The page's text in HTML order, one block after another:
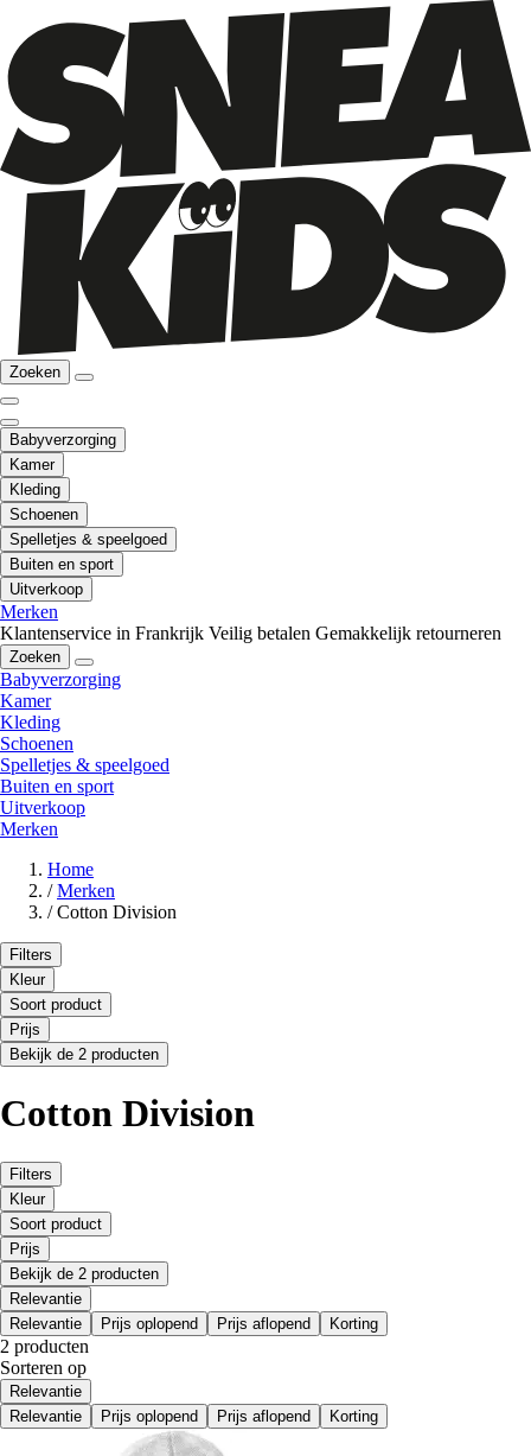
Zoeken
Babyverzorging
Kamer
Kleding
Schoenen
Spelletjes & speelgoed
Buiten en sport
Uitverkoop
Merken
Klantenservice in Frankrijk Veilig betalen Gemakkelijk retourneren
Zoeken
Babyverzorging
Kamer
Kleding
Schoenen
Spelletjes & speelgoed
Buiten en sport
Uitverkoop
Merken
Home
/ Merken
/ Cotton Division
Filters
Kleur
Soort product
Prijs
Bekijk de 2 producten
Cotton Division
Filters
Kleur
Soort product
Prijs
Bekijk de 2 producten
Relevantie
Relevantie
Prijs oplopend Prijs aflopend Korting
2 producten
Sorteren op
Relevantie
Relevantie
Prijs oplopend Prijs aflopend Korting